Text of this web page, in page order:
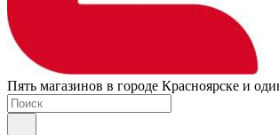
Пять магазинов в городе Красноярске и